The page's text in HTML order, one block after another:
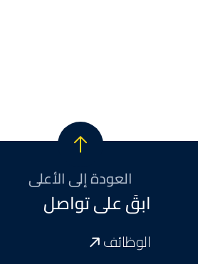
العودة إلى الأعلى
ابقَ على تواصل
الوظائف